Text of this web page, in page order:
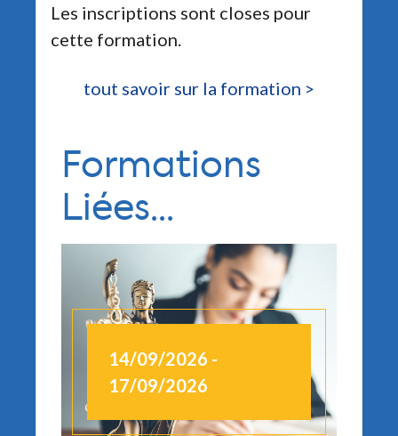
Les inscriptions sont closes pour
cette formation.
tout savoir sur la formation >
Formations
Liées...
14/09/2026 -
17/09/2026